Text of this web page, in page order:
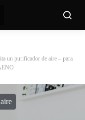
un purificador de aire – para